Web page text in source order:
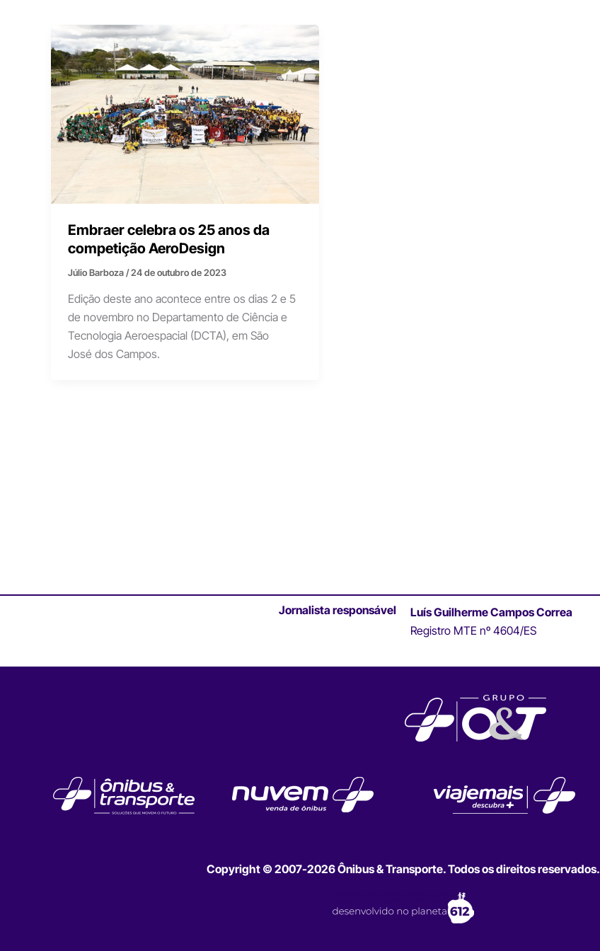
Embraer celebra os 25 anos da
competição AeroDesign
Júlio Barboza/24 de outubro de 2023
Edição deste ano acontece entre os dias 2 e 5
de novembro no Departamento de Ciência e
Tecnologia Aeroespacial (DCTA), em São
José dos Campos.
Jornalista responsável
Luís Guilherme Campos Correa
Registro MTE nº 4604/ES
Copyright © 2007-2026 Ônibus & Transporte. Todos os direitos reservados.